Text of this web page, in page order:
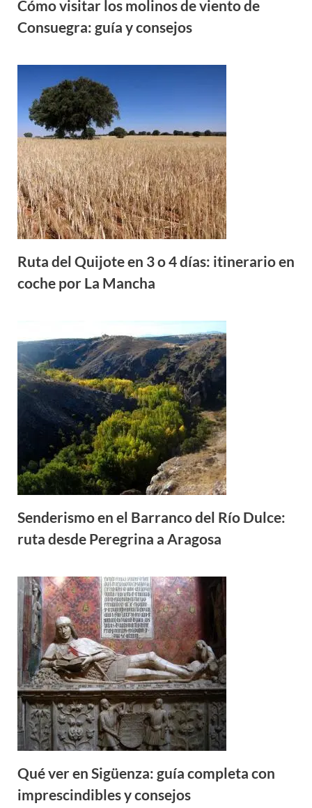
Cómo visitar los molinos de viento de
Consuegra: guía y consejos
Ruta del Quijote en 3 o 4 días: itinerario en
coche por La Mancha
Senderismo en el Barranco del Río Dulce:
ruta desde Peregrina a Aragosa
Qué ver en Sigüenza: guía completa con
imprescindibles y consejos